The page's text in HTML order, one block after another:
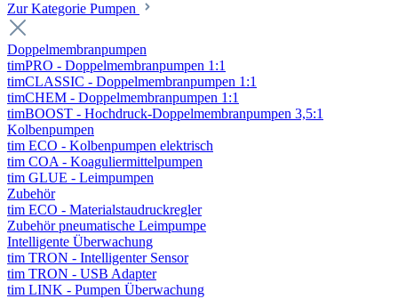
Zur Kategorie Pumpen
Doppelmembranpumpen
timPRO - Doppelmembranpumpen 1:1
timCLASSIC - Doppelmembranpumpen 1:1
timCHEM - Doppelmembranpumpen 1:1
timBOOST - Hochdruck-Doppelmembranpumpen 3,5:1
Kolbenpumpen
tim ECO - Kolbenpumpen elektrisch
tim COA - Koaguliermittelpumpen
tim GLUE - Leimpumpen
Zubehör
tim ECO - Materialstaudruckregler
Zubehör pneumatische Leimpumpe
Intelligente Überwachung
tim TRON - Intelligenter Sensor
tim TRON - USB Adapter
tim LINK - Pumpen Überwachung